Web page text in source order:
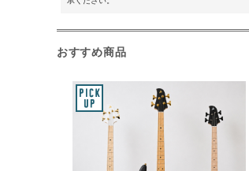
おすすめ商品